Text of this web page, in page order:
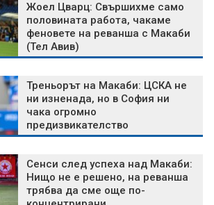
Жоел Цварц: Свършихме само
половината работа, чакаме
феновете на реванша с Макаби
(Тел Авив)
Треньорът на Макаби: ЦСКА не
ни изненада, но в София ни
чака огромно
предизвикателство
Сенси след успеха над Макаби:
Нищо не е решено, на реванша
трябва да сме още по-